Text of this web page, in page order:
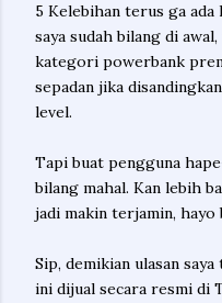
5 Kelebihan terus ga ada
saya sudah bilang di
kategori powerbank
sepadan jika
level.
Tapi buat pengguna
bilang mahal. Kan lebih
jadi makin terjamin, hayo
Sip, demikian ulasan
ini dijual secara resmi di